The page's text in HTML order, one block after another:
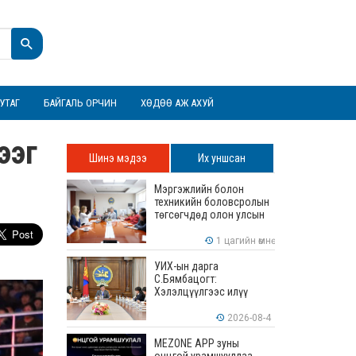
БАЙГАЛЬ ОРЧИН ХӨДӨӨ АЖ АХУЙ
Шинэ мэдээ Их уншсан
Мэргэжлийн болон
техникийн боловсролын
төгсөгчдөд олон улсын
зөвшөөрөгдөх ур
чадваруудыг олгоно
1 цагийн өмнө
УИХ-ын дарга
С.Бямбацогт:
Хэлэлцүүлгээс илүү
илүү бодит үр дүн чухал
2026-08-4
MEZONE APP зуны